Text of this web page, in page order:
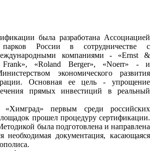
была разработана Ассоциацией
парков России в сотрудничестве с
компаниями - «Ernst &
Frank», «Roland Berger», «Noerr» - и
экономического развития
Основная ее цель - упрощение
прямых инвестиций в реальный
первым среди российских
прошел процедуру сертификации.
была подготовлена и направлена
документация, касающаяся